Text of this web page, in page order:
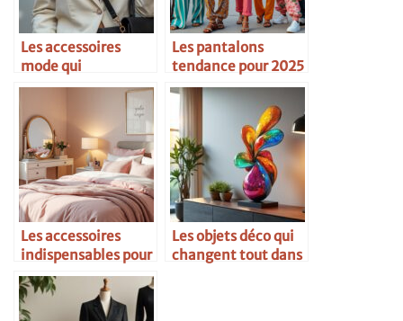
Les accessoires
mode qui
transforment une
Les pantalons
tendance pour 2025
Les accessoires
indispensables pour
une chambre
féminine
Les objets déco qui
changent tout dans